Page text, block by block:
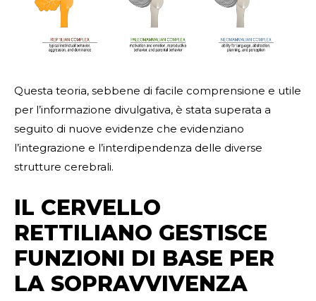
Questa teoria, sebbene di facile comprensione e utile
per l’informazione divulgativa, è stata superata a
seguito di nuove evidenze che evidenziano
l’integrazione e l’interdipendenza delle diverse
strutture cerebrali.
IL CERVELLO
RETTILIANO GESTISCE
FUNZIONI DI BASE PER
LA SOPRAVVIVENZA